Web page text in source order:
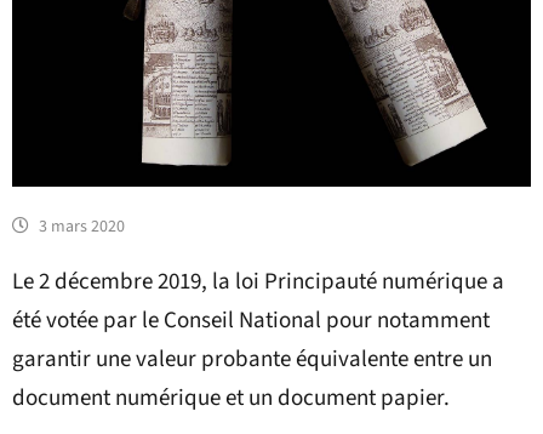
3 mars 2020
Le 2 décembre 2019, la loi Principauté numérique a
été votée par le Conseil National pour notamment
garantir une valeur probante équivalente entre un
document numérique et un document papier.